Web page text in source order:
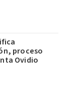
proceso
Ovidio